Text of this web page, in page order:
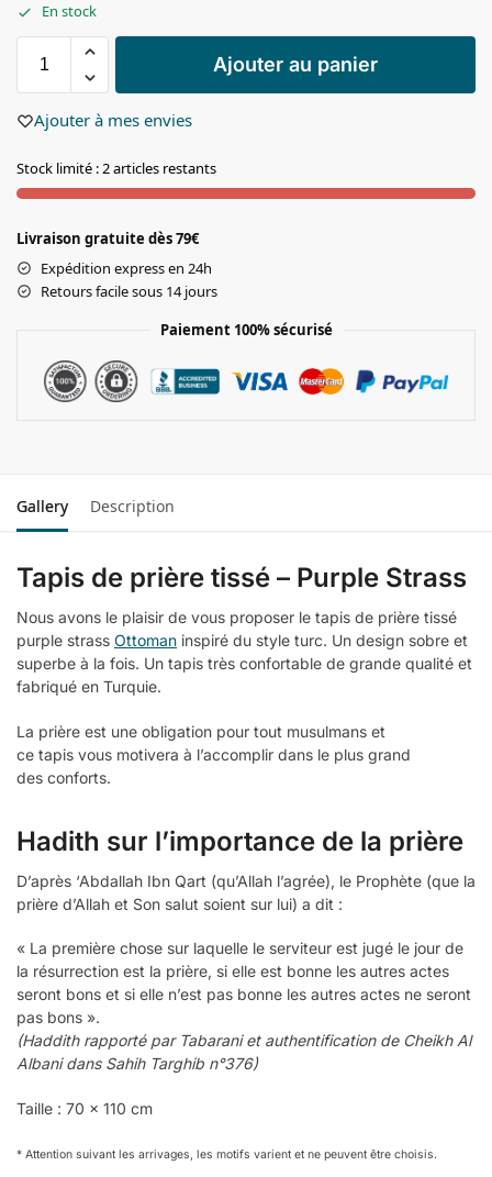
En stock
Ajouter au panier
Ajouter à mes envies
Stock limité : 2 articles restants
Livraison gratuite dès 79€
Expédition express en 24h
Retours facile sous 14 jours
Paiement 100% sécurisé
Gallery Description
Tapis de prière tissé – Purple Strass
Nous avons le plaisir de vous proposer le tapis de prière tissé
purple strass Ottoman inspiré du style turc. Un design sobre et
superbe à la fois. Un tapis très confortable de grande qualité et
fabriqué en Turquie.
La prière est une obligation pour tout musulmans et
ce tapis vous motivera à l’accomplir dans le plus grand
des conforts.
Hadith sur l’importance de la prière
D’après ‘Abdallah Ibn Qart (qu’Allah l’agrée), le Prophète (que la
prière d’Allah et Son salut soient sur lui) a dit :
« La première chose sur laquelle le serviteur est jugé le jour de
la résurrection est la prière, si elle est bonne les autres actes
seront bons et si elle n’est pas bonne les autres actes ne seront
pas bons ».
(Haddith rapporté par Tabarani et authentification de Cheikh Al
Albani dans Sahih Targhib n°376)
Taille : 70 x 110 cm
* Attention suivant les arrivages, les motifs varient et ne peuvent être choisis.